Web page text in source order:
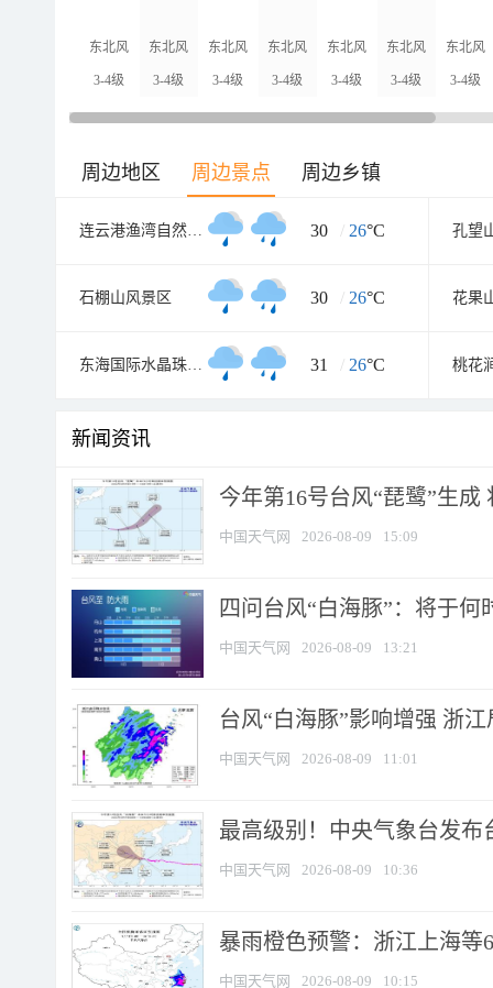
东北风
3-4级
东北风
3-4级
东北风
3-4级
东北风
3-4级
东北风
3-4级
东北风
3-4级
东北风
3-4级
周边地区 周边景点 周边乡镇
连云港渔湾自然风景区 30 / 26°C 孔望
石棚山风景区 30 / 26°C 花果
东海国际水晶珠宝城 31 / 26°C 桃花
新闻资讯
今年第16号台风“琵鹭”生
中国天气网 2026-08-09 15:09
四问台风“白海豚”：将于
中国天气网 2026-08-09 13:21
台风“白海豚”影响增强 浙
中国天气网 2026-08-09 11:01
最高级别！中央气象台发布
中国天气网 2026-08-09 10:36
暴雨橙色预警：浙江上海等
中国天气网 2026-08-09 10:15